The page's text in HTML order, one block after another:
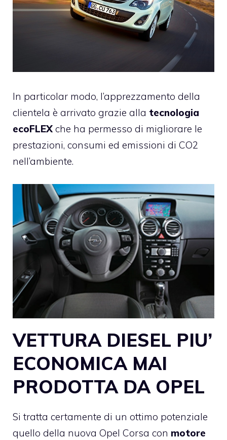
In particolar modo, l’apprezzamento della
clientela è arrivato grazie alla tecnologia
ecoFLEX che ha permesso di migliorare le
prestazioni, consumi ed emissioni di CO2
nell’ambiente.
VETTURA DIESEL PIU’
ECONOMICA MAI
PRODOTTA DA OPEL
Si tratta certamente di un ottimo potenziale
quello della nuova Opel Corsa con motore